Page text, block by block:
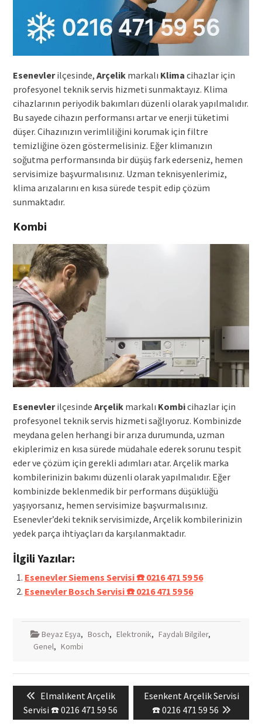
Esenevlerilçesinde, Arçelikmarkalı Klima cihazlar için
profesyonel teknik servis hizmeti sunmaktayız. Klima
cihazlarının periyodik bakımları düzenli olarak yapılmalıdır.
Bu sayede cihazın performansı artar ve enerji tüketimi
düşer. Cihazınızın verimliliğini korumak için filtre
temizliğine özen göstermelisiniz. Eğer klimanızın
soğutma performansında bir düşüş fark ederseniz, hemen
servisimize başvurmalısınız. Uzman teknisyenlerimiz,
klima arızalarını en kısa sürede tespit edip çözüm
sunmaktadır.
Kombi
Esenevlerilçesinde Arçelikmarkalı Kombicihazlar için
profesyonel teknik servis hizmeti sağlıyoruz. Kombinizde
meydana gelen herhangi bir arıza durumunda, uzman
ekiplerimiz en kısa sürede müdahale ederek sorunu tespit
eder ve çözüm için gerekli adımları atar. Arçelik marka
kombilerinizin bakımı düzenli olarak yapılmalıdır. Eğer
kombinizde beklenmedik bir performans düşüklüğü
yaşıyorsanız, hemen servisimize başvurmalısınız.
Esenevler’deki teknik servisimizde, Arçelik kombilerinizin
yedek parça ihtiyaçları da karşılanmaktadır.
İlgili Yazılar:
Esenevler Siemens Servisi ☎️ 0216 471 59 56
Esenevler Bosch Servisi ☎️ 0216 471 59 56
Beyaz Eşya, Bosch, Elektronik, Faydalı Bilgiler,
Genel, Kombi
gezinmesi
Previous
post:
Elmalıkent Arçelik
Servisi ☎️ 0216 471 59 56
Next
post:
Esenkent Arçelik Servisi
☎️ 0216 471 59 56